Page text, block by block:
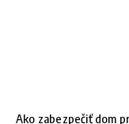
Ako zabezpečiť dom